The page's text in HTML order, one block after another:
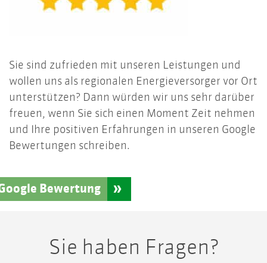
Sie sind zufrieden mit unseren Leistungen und
wollen uns als regionalen Energieversorger vor Ort
unterstützen? Dann würden wir uns sehr darüber
freuen, wenn Sie sich einen Moment Zeit nehmen
und Ihre positiven Erfahrungen in unseren Google
Bewertungen schreiben.
Bewertung
Sie haben Fragen?